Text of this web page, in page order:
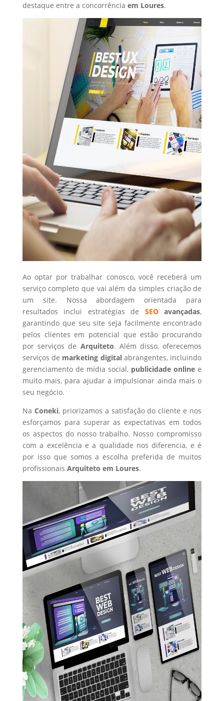
destaque entre a concorrência em Loures.
Ao optar por trabalhar conosco, você receberá um
serviço completo que vai além da simples criação de
um site. Nossa abordagem orientada para
resultados inclui estratégias de SEOavançadas,
garantindo que seu site seja facilmente encontrado
pelos clientes em potencial que estão procurando
por serviços de Arquiteto. Além disso, oferecemos
serviços de marketing digital abrangentes, incluindo
gerenciamento de mídia social, publicidade online e
muito mais, para ajudar a impulsionar ainda mais o
seu negócio.
Na Coneki, priorizamos a satisfação do cliente e nos
esforçamos para superar as expectativas em todos
os aspectos do nosso trabalho. Nosso compromisso
com a excelência e a qualidade nos diferencia, e é
por isso que somos a escolha preferida de muitos
profissionais Arquiteto em Loures.